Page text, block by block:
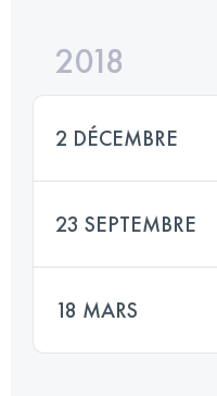
2018
2 DÉCEMBRE
23 SEPTEMBRE
18 MARS